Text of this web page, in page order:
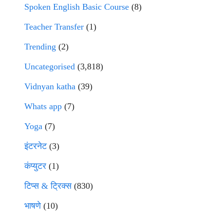
Spoken English Basic Course (8)
Teacher Transfer (1)
Trending (2)
Uncategorised (3,818)
Vidnyan katha (39)
Whats app (7)
Yoga (7)
इंटरनेट(3)
कंप्युटर (1)
टिप्स & ट्रिक्स(830)
भाषणे(10)